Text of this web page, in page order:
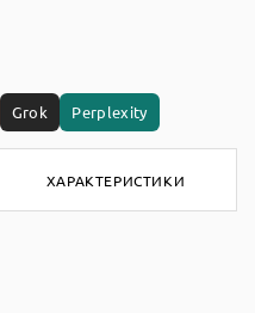
Grok Perplexity
ХАРАКТЕРИСТИКИ